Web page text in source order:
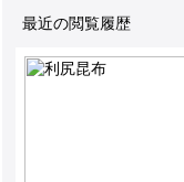
最近の閲覧履歴